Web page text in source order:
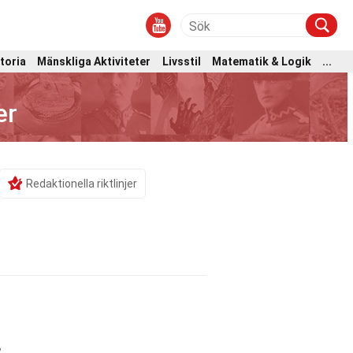
Mänskliga Aktiviteter Livsstil Matematik & Logik ...
Redaktionella riktlinjer